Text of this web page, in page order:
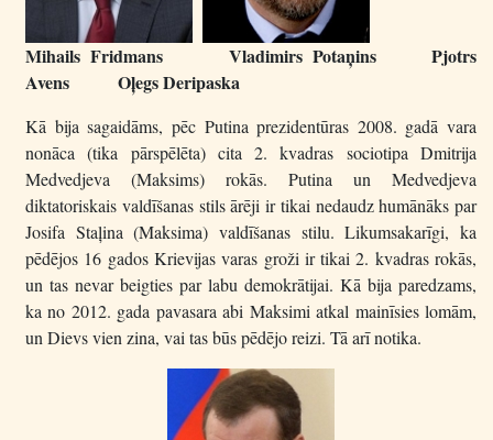
Mihails Fridmans Vladimirs Potaņins Pjotrs
Avens Oļegs Deripaska
Kā bija sagaidāms, pēc Putina prezidentūras 2008. gadā vara
nonāca (tika pārspēlēta) cita 2. kvadras sociotipa Dmitrija
Medvedjeva (Maksims) rokās. Putina un Medvedjeva
diktatoriskais valdīšanas stils ārēji ir tikai nedaudz humānāks par
Josifa Staļina (Maksima) valdīšanas stilu. Likumsakarīgi, ka
pēdējos 16 gados Krievijas varas groži ir tikai 2. kvadras rokās,
un tas nevar beigties par labu demokrātijai. Kā bija paredzams,
ka no 2012. gada pavasara abi Maksimi atkal mainīsies lomām,
un Dievs vien zina, vai tas būs pēdējo reizi. Tā arī notika.